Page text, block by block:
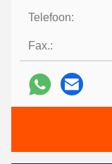
Telefoon:
Fax.: